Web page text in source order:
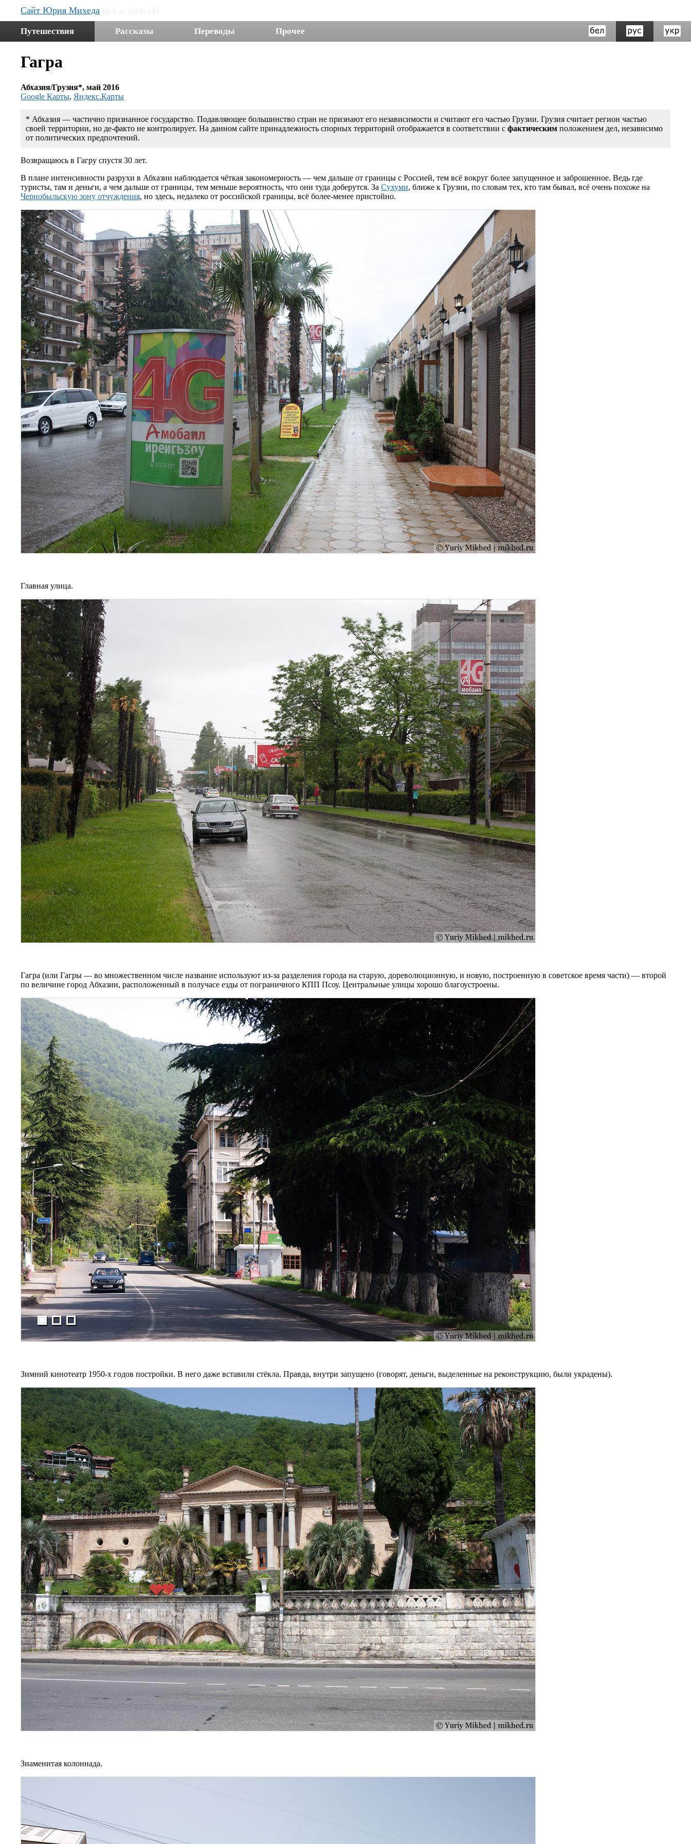
Сайт Юрия Михеда
Путешествия Рассказы Переводы Прочее
Гагра
Абхазия/Грузия*, май 2016
Google Карты, Яндекс.Карты
* Абхазия — частично признанное государство. Подавляющее большинство стран не признают его независимости и считают его частью Грузии. Грузия считает регион частью
своей территории, но де-факто не контролирует. На данном сайте принадлежность спорных территорий отображается в соответствии с фактическим положением дел, независимо
от политических предпочтений.
Возвращаюсь в Гагру спустя 30 лет.
В плане интенсивности разрухи в Абхазии наблюдается чёткая закономерность — чем дальше от границы с Россией, тем всё вокруг более запущенное и заброшенное. Ведь где
туристы, там и деньги, а чем дальше от границы, тем меньше вероятность, что они туда доберутся. За Сухуми, ближе к Грузии, по словам тех, кто там бывал, всё очень похоже на
Чернобыльскую зону отчуждения, но здесь, недалеко от российской границы, всё более-менее пристойно.
Главная улица.
Гагра (или Гагры — во множественном числе название используют из-за разделения города на старую, дореволюционную, и новую, построенную в советское время части) — второй
по величине город Абхазии, расположенный в получасе езды от пограничного КПП Псоу. Центральные улицы хорошо благоустроены.
Зимний кинотеатр 1950-х годов постройки. В него даже вставили стёкла. Правда, внутри запущено (говорят, деньги, выделенные на реконструкцию, были украдены).
Знаменитая колоннада.